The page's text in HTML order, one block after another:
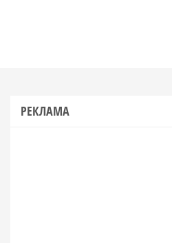
РЕКЛАМА